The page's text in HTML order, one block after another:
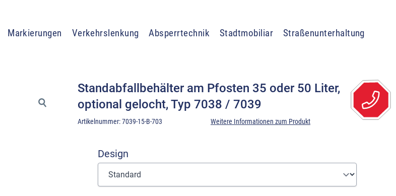
Markierungen Verkehrslenkung Absperrtechnik Stadtmobiliar Straßenunterhaltung
Standabfallbehälter am Pfosten 35 oder 50 Liter,
optional gelocht, Typ 7038 / 7039
Artikelnummer:7039-15-B-703 Weitere Informationen zum Produkt
Design